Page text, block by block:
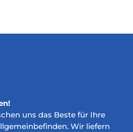
uns das Beste für Ihre
Wir liefern